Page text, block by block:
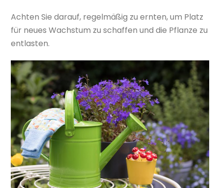
Achten Sie darauf, regelmäßig zu ernten, um Platz
für neues Wachstum zu schaffen und die Pflanze zu
entlasten.